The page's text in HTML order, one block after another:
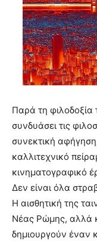
Παρά τη φιλοδοξία
συνδυάσει τις
συνεκτική
καλλιτεχνικό
κινηματογραφικό
Δεν είναι όλα
Η αισθητική της
Νέας Ρώμης, αλλά
δημιουργούν έναν